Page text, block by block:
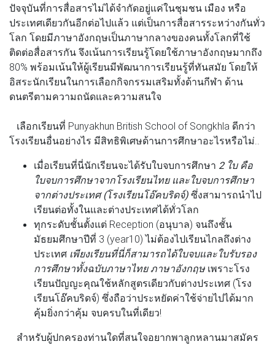
ปัจจุบันที่การสื่อสารไม่ได้จำกัดอยู่แค่ในชุมชน เมือง หรือ
ประเทศเดียวกันอีกต่อไปแล้ว แต่เป็นการสื่อสารระหว่างกันทั่ว
โลก โดยมีภาษาอังกฤษเป็นภาษากลางของคนทั้งโลกที่ใช้
ติดต่อสื่อสารกัน จึงเน้นการเรียนรู้โดยใช้ภาษาอังกฤษมากถึง
80% พร้อมเน้นให้ผู้เรียนมีพัฒนาการเรียนรู้ที่ทันสมัย โดยให้
อิสระนักเรียนในการเลือกกิจกรรมเสริมทั้งด้านกีฬา ด้าน
ดนตรีตามความถนัดและความสนใจ
เลือกเรียนที่ Punyakhun British School of Songkhla ดีกว่า
โรงเรียนอื่นอย่างไร มีสิทธิพิเศษด้านการศึกษาอะไรหรือไม่..
เมื่อเรียนที่นี่นักเรียนจะได้รับใบจบการศึกษา 2 ใบ คือ
ใบจบการศึกษาจากโรงเรียนไทย และใบจบการศึกษา
จากต่างประเทศ (โรงเรียนโอ๊คบริดจ์) ซึ่งสามารถนำไป
เรียนต่อทั้งในและต่างประเทศได้ทั่วโลก
ทุกระดับชั้นตั้งแต่ Reception (อนุบาล) จนถึงชั้น
มัธยมศึกษาปีที่ 3 (year10) ไม่ต้องไปเรียนไกลถึงต่าง
ประเทศ เพียงเรียนที่นี่ก็สามารถได้ใบจบและใบรับรอง
การศึกษาทั้งฉบับภาษาไทย ภาษาอังกฤษเพราะโรง
เรียนปัญญะคุณใช้หลักสูตรเดียวกับต่างประเทศ (โรง
เรียนโอ๊คบริดจ์) ซึ่งถือว่าประหยัดค่าใช้จ่ายไปได้มาก
คุ้มยิ่งกว่าคุ้ม จบครบในที่เดียว!
สำหรับผู้ปกครองท่านใดที่สนใจอยากพาลูกหลานมาสมัคร